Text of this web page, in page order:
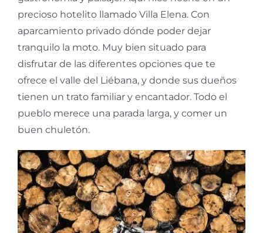
precioso hotelito llamado Villa Elena. Con
aparcamiento privado dónde poder dejar
tranquilo la moto. Muy bien situado para
disfrutar de las diferentes opciones que te
ofrece el valle del Liébana, y donde sus dueños
tienen un trato familiar y encantador. Todo el
pueblo merece una parada larga, y comer un
buen chuletón.